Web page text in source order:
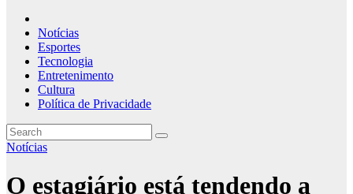
Notícias
Esportes
Tecnologia
Entretenimento
Cultura
Política de Privacidade
Notícias
O estagiário está tendendo a